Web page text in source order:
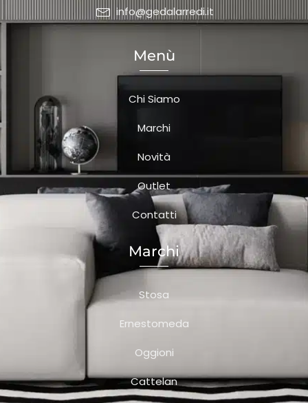
info@gedalarredi.it
Menù
Chi Siamo
Marchi
Novità
Outlet
Contatti
Marchi
Stosa
Ernestomeda
Oggioni
Cattelan